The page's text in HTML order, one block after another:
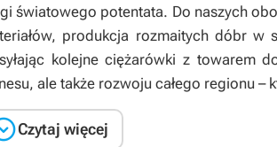
światowego potentata. Do naszych
produkcja rozmaitych dóbr w
kolejne ciężarówki z towarem
ale także rozwoju całego regionu
Czytaj więcej